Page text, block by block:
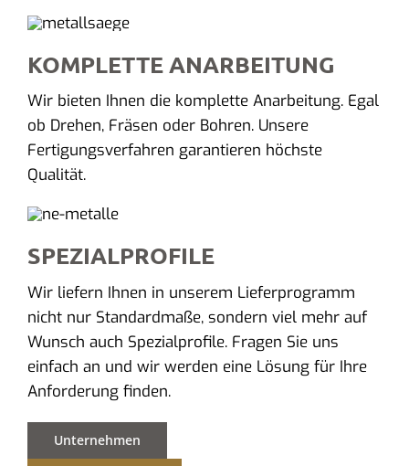
KOMPLETTE ANARBEITUNG
Wir bieten Ihnen die komplette Anarbeitung. Egal
ob Drehen, Fräsen oder Bohren. Unsere
Fertigungsverfahren garantieren höchste
Qualität.
SPEZIALPROFILE
Wir liefern Ihnen in unserem Lieferprogramm
nicht nur Standardmaße, sondern viel mehr auf
Wunsch auch Spezialprofile. Fragen Sie uns
einfach an und wir werden eine Lösung für Ihre
Anforderung finden.
Unternehmen